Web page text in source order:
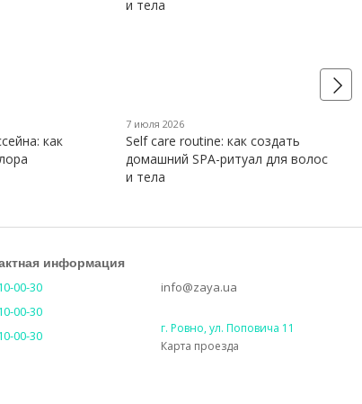
как
7 июля 2026
Self care routine: как создать
домашний SPA-ритуал для волос
и тела
информация
00-30
00-30
00-30
info@zaya.ua
г. Ровно, ул. Поповича 11
Карта проезда